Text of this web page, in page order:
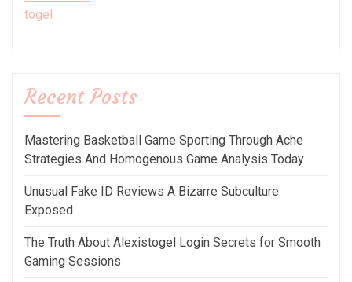
togel
Recent Posts
Mastering Basketball Game Sporting Through Ache
Strategies And Homogenous Game Analysis Today
Unusual Fake ID Reviews A Bizarre Subculture
Exposed
The Truth About Alexistogel Login Secrets for Smooth
Gaming Sessions